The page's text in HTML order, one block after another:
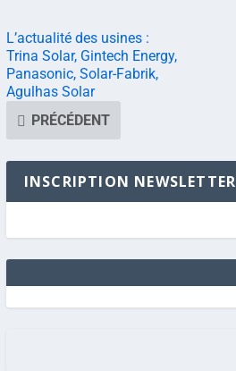
L’actualité des usines :
Trina Solar, Gintech Energy,
Panasonic, Solar-Fabrik,
Agulhas Solar
PRÉCÉDENT
INSCRIPTION NEWSLETTER